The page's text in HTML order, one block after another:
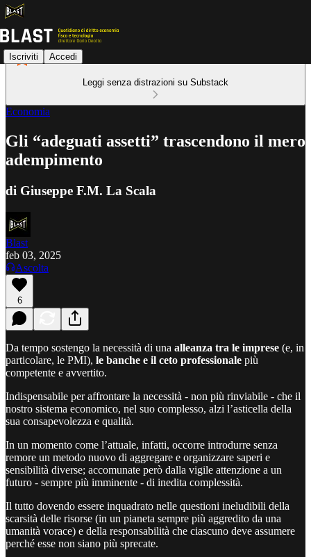
Iscriviti Accedi
Leggi senza distrazioni su Substack
Economia
Gli “adeguati assetti” trascendono il mero
adempimento
di Giuseppe F.M. La Scala
Blast
feb 03, 2025
Ascolta
6
Da tempo sostengo la necessità di una alleanza tra le imprese (e, in
particolare, le PMI), le banche e il ceto professionale più
competente e avvertito.
Indispensabile per affrontare la necessità - non più rinviabile - che il
nostro sistema economico, nel suo complesso, alzi l’asticella della
sua consapevolezza e qualità.
In un momento come l’attuale, infatti, occorre introdurre senza
remore un metodo nuovo di aggregare e organizzare saperi e
sensibilità diverse; accomunate però dalla vigile attenzione a un
futuro - sempre più imminente - di inedita complessità.
Il tutto dovendo essere inquadrato nelle questioni ineludibili della
scarsità delle risorse (in un pianeta sempre più aggredito da una
umanità vorace) e della responsabilità che ciascuno deve assumere
perché esse non siano più sprecate.